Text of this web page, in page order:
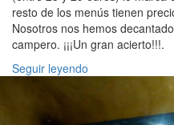
resto de los menús tienen
Nosotros nos hemos
campero. ¡¡¡Un gran acierto!!!.
Seguir leyendo